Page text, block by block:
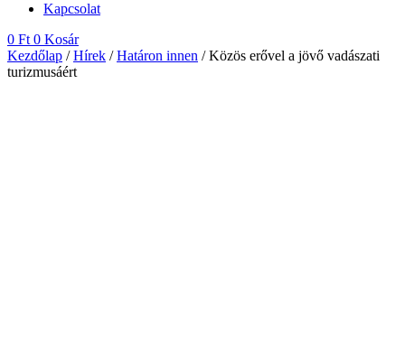
Kapcsolat
0 Ft 0 Kosár
Kezdőlap /Hírek /Határon innen / Közös erővel a jövő vadászati
turizmusáért